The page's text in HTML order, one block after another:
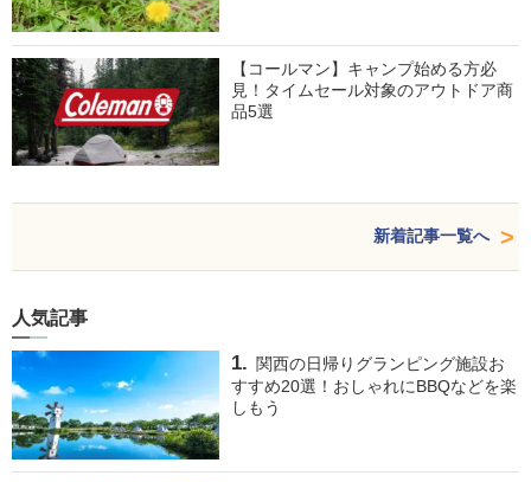
【コールマン】キャンプ始める方必
見！タイムセール対象のアウトドア商
品5選
新着記事一覧へ
人気記事
関西の日帰りグランピング施設お
すすめ20選！おしゃれにBBQなどを楽
しもう